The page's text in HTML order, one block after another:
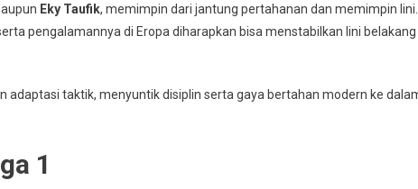
Eky Taufik, memimpin dari jantung pertahanan dan memimpin lini.
pengalamannya di Eropa diharapkan bisa menstabilkan lini belakang
adaptasi taktik, menyuntik disiplin serta gaya bertahan modern ke
1